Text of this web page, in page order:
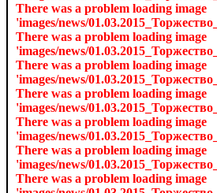
There was a problem loading image
'images/news/
There was a problem loading image
'images/news/
There was a problem loading image
'images/news/
There was a problem loading image
'images/news/
There was a problem loading image
'images/news/
There was a problem loading image
'images/news/
There was a problem loading image